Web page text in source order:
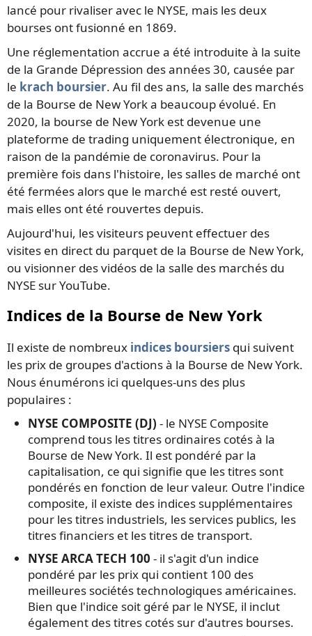
lancé pour rivaliser avec le NYSE, mais les deux
bourses ont fusionné en 1869.
Une réglementation accrue a été introduite à la suite
de la Grande Dépression des années 30, causée par
le krach boursier. Au fil des ans, la salle des marchés
de la Bourse de New York a beaucoup évolué. En
2020, la bourse de New York est devenue une
plateforme de trading uniquement électronique, en
raison de la pandémie de coronavirus. Pour la
première fois dans l'histoire, les salles de marché ont
été fermées alors que le marché est resté ouvert,
mais elles ont été rouvertes depuis.
Aujourd'hui, les visiteurs peuvent effectuer des
visites en direct du parquet de la Bourse de New York,
ou visionner des vidéos de la salle des marchés du
NYSE sur YouTube.
Indices de la Bourse de New York
Il existe de nombreux indices boursiers qui suivent
les prix de groupes d'actions à la Bourse de New York.
Nous énumérons ici quelques-uns des plus
populaires :
NYSE COMPOSITE (DJ) - le NYSE Composite
comprend tous les titres ordinaires cotés à la
Bourse de New York. Il est pondéré par la
capitalisation, ce qui signifie que les titres sont
pondérés en fonction de leur valeur. Outre l'indice
composite, il existe des indices supplémentaires
pour les titres industriels, les services publics, les
titres financiers et les titres de transport.
NYSE ARCA TECH 100 - il s'agit d'un indice
pondéré par les prix qui contient 100 des
meilleures sociétés technologiques américaines.
Bien que l'indice soit géré par le NYSE, il inclut
également des titres cotés sur d'autres bourses.